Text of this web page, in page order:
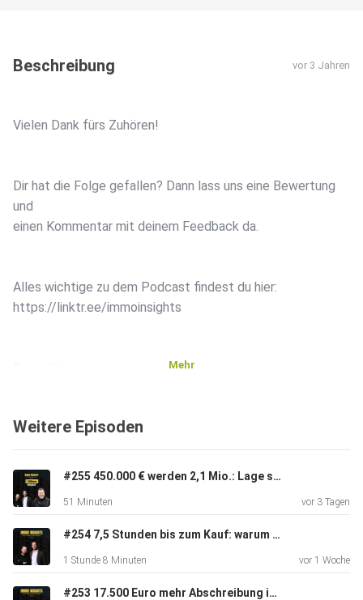
Beschreibung vor 3 Jahren
Vielen Dank fürs Zuhören!
Dir hat die Folge gefallen? Dann lass uns eine Bewertung
und
einen Kommentar mit deinem Feedback da.
Alles wichtige zu dem Podcast findest du hier:
https://linktr.ee/immoinsights
https://linktr.ee/torbenschulthoff
https://linktr.ee/martincronacher
Mehr
Weitere Episoden
#255 450.000 € werden 2,1 Mio.: Lage schlägt Mietrendite | Insights von Daniel Kleinert
51 Minuten vor 3 Tagen
#254 7,5 Stunden bis zum Kauf: warum Vertrauen skaliert | Insights von Alexander Schmid
1 Stunde 8 Minuten vor 1 Woche
#253 17.500 Euro mehr Abschreibung im Jahr | Insights von Steuerfabi & DIMBEG